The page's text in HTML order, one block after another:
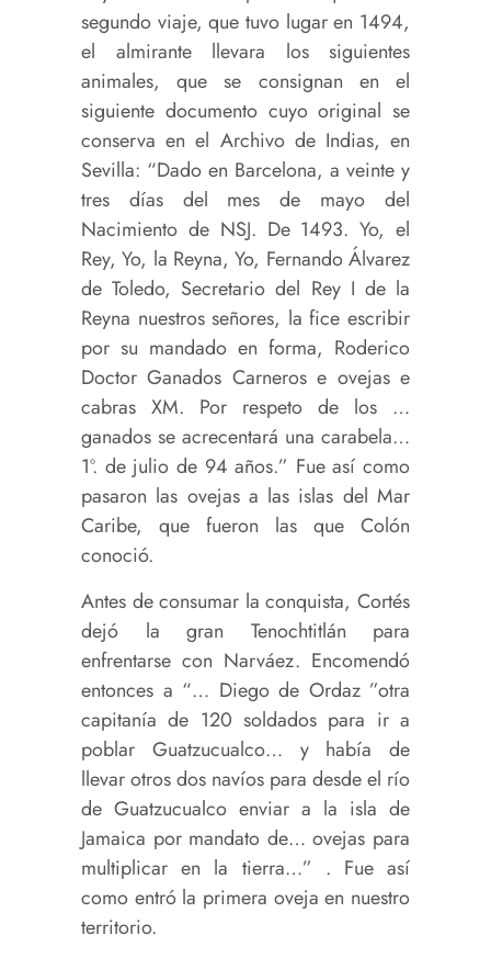
segundo viaje, que tuvo lugar en 1494,
el almirante llevara los siguientes
animales, que se consignan en el
siguiente documento cuyo original se
conserva en el Archivo de Indias, en
Sevilla: “Dado en Barcelona, a veinte y
tres días del mes de mayo del
Nacimiento de NSJ. De 1493. Yo, el
Rey, Yo, la Reyna, Yo, Fernando Álvarez
de Toledo, Secretario del Rey I de la
Reyna nuestros señores, la fice escribir
por su mandado en forma, Roderico
Doctor Ganados Carneros e ovejas e
cabras XM. Por respeto de los …
ganados se acrecentará una carabela…
1º. de julio de 94 años.” Fue así como
pasaron las ovejas a las islas del Mar
Caribe, que fueron las que Colón
conoció.
Antes de consumar la conquista, Cortés
dejó la gran Tenochtitlán para
enfrentarse con Narváez. Encomendó
entonces a “… Diego de Ordaz ”otra
capitanía de 120 soldados para ir a
poblar Guatzucualco… y había de
llevar otros dos navíos para desde el río
de Guatzucualco enviar a la isla de
Jamaica por mandato de… ovejas para
multiplicar en la tierra…” . Fue así
como entró la primera oveja en nuestro
territorio.